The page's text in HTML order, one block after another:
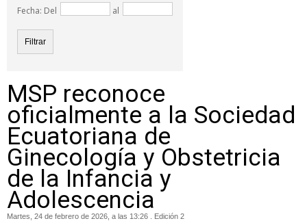
Fecha: Del al
MSP reconoce
oficialmente a la Sociedad
Ecuatoriana de
Ginecología y Obstetricia
de la Infancia y
Adolescencia
Martes, 24 de febrero de 2026, a las 13:26 . Edición 2